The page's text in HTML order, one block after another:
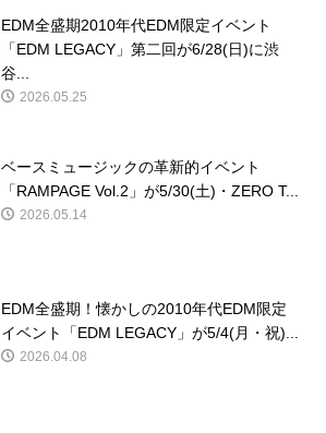
EDM全盛期2010年代EDM限定イベント
「EDM LEGACY」第二回が6/28(日)に渋
谷...
2026.05.25
ベースミュージックの革新的イベント
「RAMPAGE Vol.2」が5/30(土)・ZERO T...
2026.05.14
EDM全盛期！懐かしの2010年代EDM限定
イベント「EDM LEGACY」が5/4(月・祝)...
2026.04.08